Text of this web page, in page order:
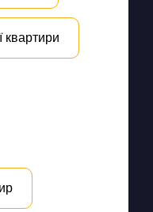
квартири